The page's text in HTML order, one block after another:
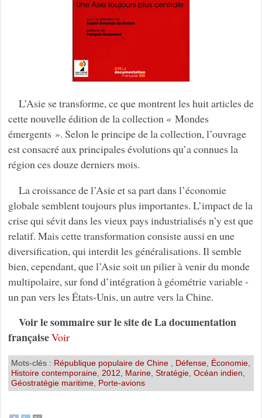
L’Asie se transforme, ce que montrent les huit articles de
cette nouvelle édition de la collection « Mondes
émergents ». Selon le principe de la collection, l’ouvrage
est consacré aux principales évolutions qu’a connues la
région ces douze derniers mois.
La croissance de l’Asie et sa part dans l’économie
globale semblent toujours plus importantes. L’impact de la
crise qui sévit dans les vieux pays industrialisés n’y est que
relatif. Mais cette transformation consiste aussi en une
diversification, qui interdit les généralisations. Il semble
bien, cependant, que l’Asie soit un pilier à venir du monde
multipolaire, sur fond d’intégration à géométrie variable -
un pan vers les États-Unis, un autre vers la Chine.
Voir le sommaire sur le site de La documentation
françaiseVoir
Mots-clés : République populaire de Chine , Défense, Économie,
Histoire contemporaine, 2012, Marine, Stratégie, Océan indien,
Géostratégie maritime, Porte-avions